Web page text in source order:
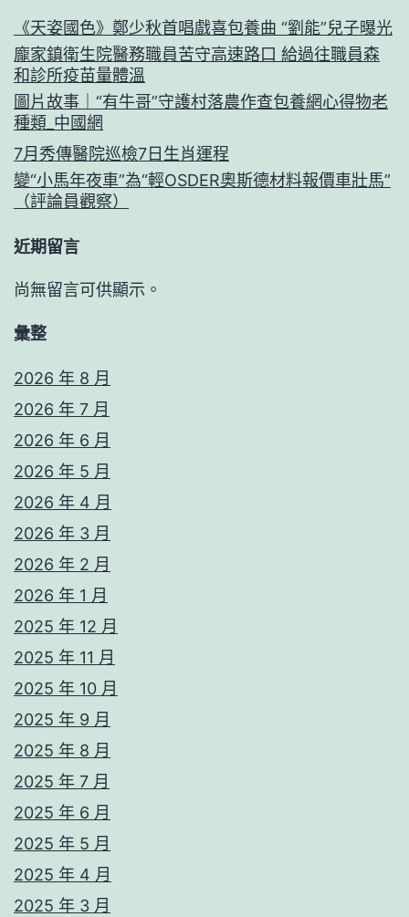
《天姿國色》鄭少秋首唱戲喜包養曲 “劉能”兒子曝光
龐家鎮衛生院醫務職員苦守高速路口 給過往職員森
和診所疫苗量體溫
圖片故事｜“有牛哥”守護村落農作查包養網心得物老
種類_中國網
7月秀傳醫院巡檢7日生肖運程
變“小馬年夜車”為“輕OSDER奧斯德材料報價車壯馬”
（評論員觀察）
近期留言
尚無留言可供顯示。
彙整
2026 年 8 月
2026 年 7 月
2026 年 6 月
2026 年 5 月
2026 年 4 月
2026 年 3 月
2026 年 2 月
2026 年 1 月
2025 年 12 月
2025 年 11 月
2025 年 10 月
2025 年 9 月
2025 年 8 月
2025 年 7 月
2025 年 6 月
2025 年 5 月
2025 年 4 月
2025 年 3 月